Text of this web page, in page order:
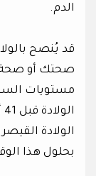
الدم.
قد يُنصح
صحتك أو صحة
مستويات
الولادة
بحلول هذا